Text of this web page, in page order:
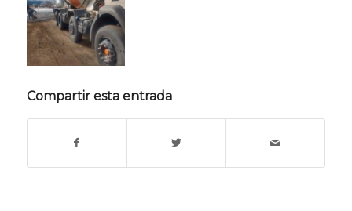
Compartir esta entrada